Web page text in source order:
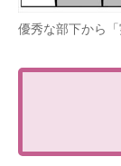
マーケ×ITの今
ITエンジニア
優秀な部下から